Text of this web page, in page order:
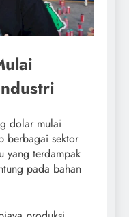
dolar mulai
berbagai sektor
yang terdampak
pada bahan